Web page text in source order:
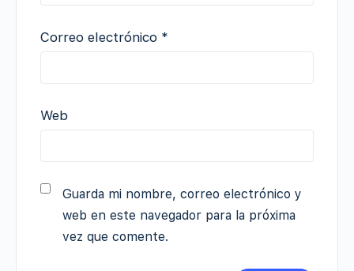
Correo electrónico *
Web
Guarda mi nombre, correo electrónico y
web en este navegador para la próxima
vez que comente.